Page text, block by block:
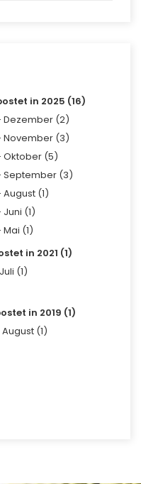
in 2025 (16)
Dezember (2)
November (3)
Oktober (5)
September (3)
August (1)
Juni (1)
Mai (1)
in 2021 (1)
Juli (1)
in 2019 (1)
August (1)